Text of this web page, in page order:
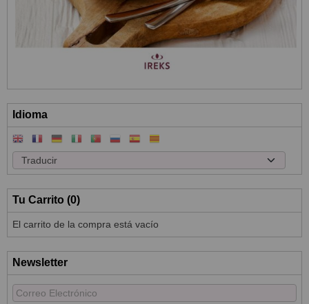
Idioma
Tu Carrito (0)
El carrito de la compra está vacío
Newsletter